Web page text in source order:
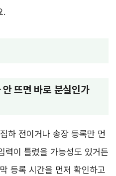
.
뜨면 바로 분실인가
하 전이거나 송장 등록만 먼
력이 틀렸을 가능성도 있거든
등록 시간을 먼저 확인하고